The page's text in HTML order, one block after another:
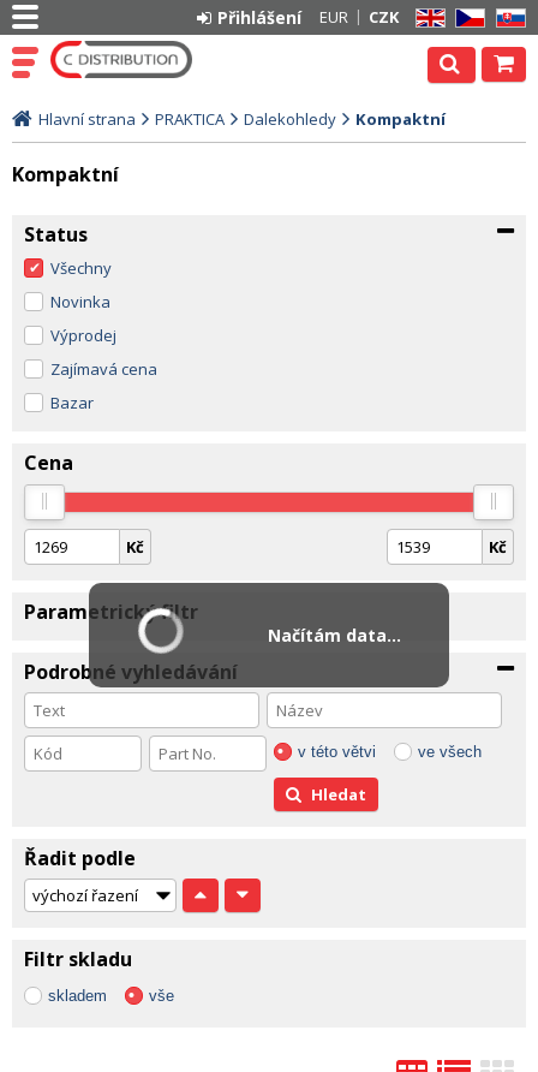
EN CZ SK
EUR CZK
Přihlášení
Hlavní strana PRAKTICA Dalekohledy Kompaktní
Kompaktní
Status
Všechny
Novinka
Výprodej
Zajímavá cena
Bazar
Cena
Kč Kč
Parametrický filtr
Podrobné vyhledávání
v této větvi ve všech
Hledat
Řadit podle
Filtr skladu
skladem vše
Načítám data...